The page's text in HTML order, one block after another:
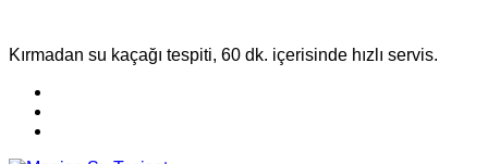
Kırmadan su kaçağı tespiti, 60 dk. içerisinde hızlı servis.